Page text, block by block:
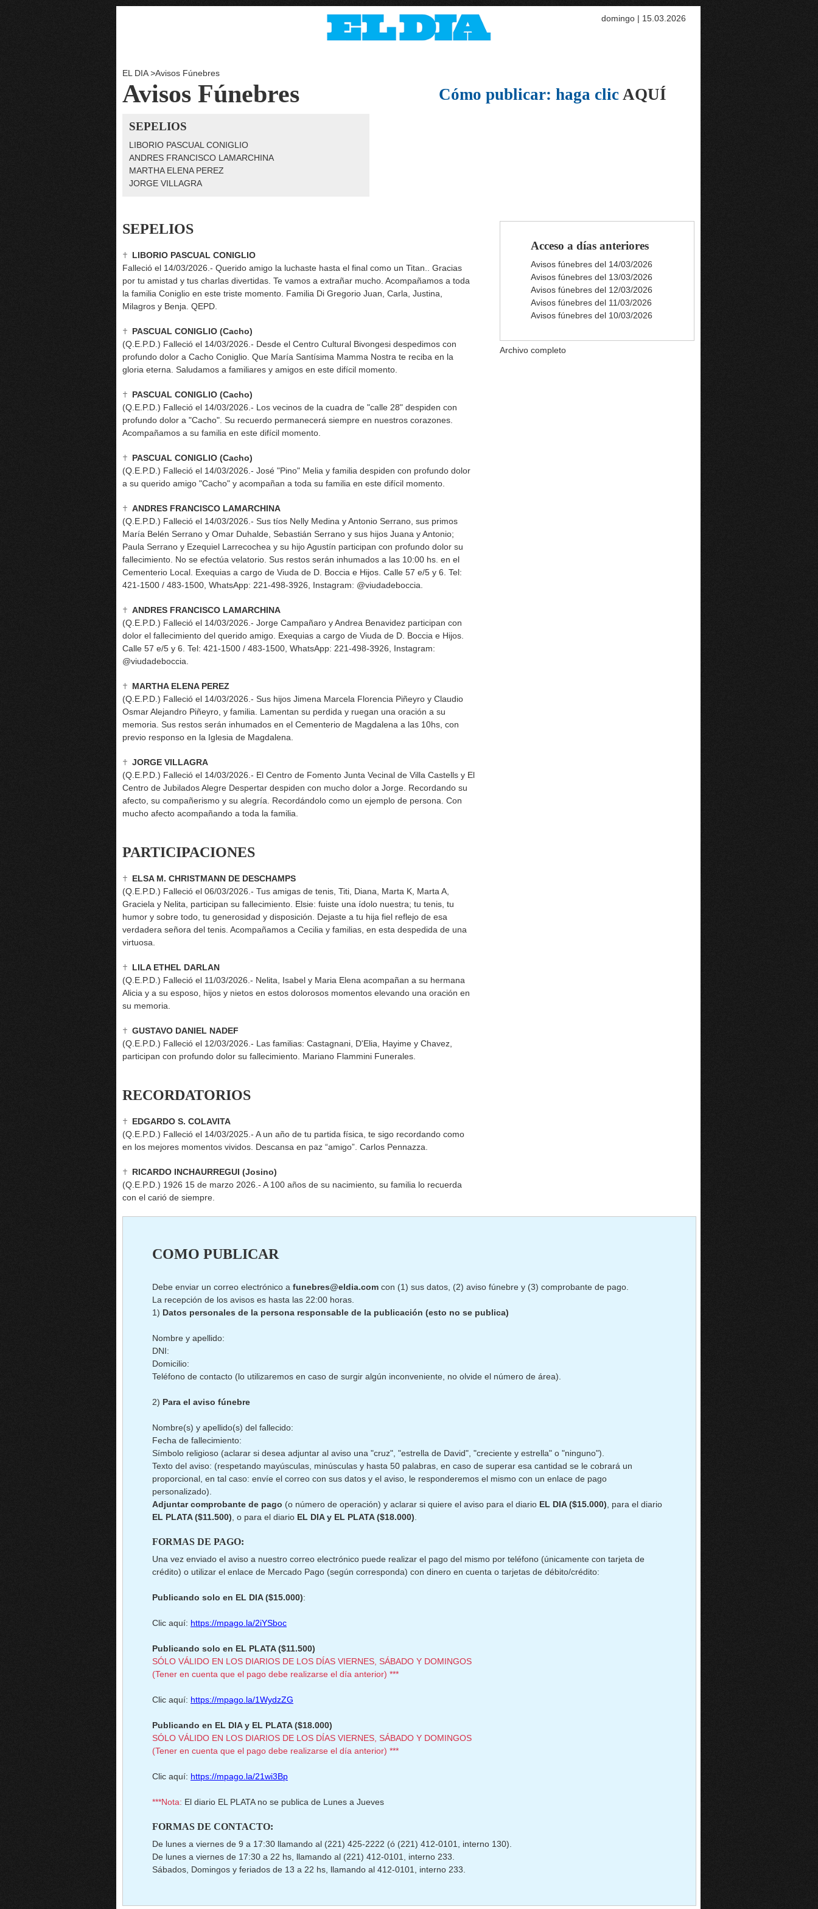
domingo | 15.03.2026
EL DIA >Avisos Fúnebres
Avisos Fúnebres Cómo publicar: haga clic AQUÍ
SEPELIOS
LIBORIO PASCUAL CONIGLIO
ANDRES FRANCISCO LAMARCHINA
MARTHA ELENA PEREZ
JORGE VILLAGRA
SEPELIOS
LIBORIO PASCUAL CONIGLIO
Falleció el 14/03/2026.- Querido amigo la luchaste hasta el final como un Titan.. Gracias
por tu amistad y tus charlas divertidas. Te vamos a extrañar mucho. Acompañamos a toda
la familia Coniglio en este triste momento. Familia Di Gregorio Juan, Carla, Justina,
Milagros y Benja. QEPD.
PASCUAL CONIGLIO (Cacho)
(Q.E.P.D.) Falleció el 14/03/2026.- Desde el Centro Cultural Bivongesi despedimos con
profundo dolor a Cacho Coniglio. Que María Santísima Mamma Nostra te reciba en la
gloria eterna. Saludamos a familiares y amigos en este difícil momento.
PASCUAL CONIGLIO (Cacho)
(Q.E.P.D.) Falleció el 14/03/2026.- Los vecinos de la cuadra de "calle 28" despiden con
profundo dolor a "Cacho". Su recuerdo permanecerá siempre en nuestros corazones.
Acompañamos a su familia en este difícil momento.
PASCUAL CONIGLIO (Cacho)
(Q.E.P.D.) Falleció el 14/03/2026.- José "Pino" Melia y familia despiden con profundo dolor
a su querido amigo "Cacho" y acompañan a toda su familia en este difícil momento.
ANDRES FRANCISCO LAMARCHINA
(Q.E.P.D.) Falleció el 14/03/2026.- Sus tíos Nelly Medina y Antonio Serrano, sus primos
María Belén Serrano y Omar Duhalde, Sebastián Serrano y sus hijos Juana y Antonio;
Paula Serrano y Ezequiel Larrecochea y su hijo Agustín participan con profundo dolor su
fallecimiento. No se efectúa velatorio. Sus restos serán inhumados a las 10:00 hs. en el
Cementerio Local. Exequias a cargo de Viuda de D. Boccia e Hijos. Calle 57 e/5 y 6. Tel:
421-1500 / 483-1500, WhatsApp: 221-498-3926, Instagram: @viudadeboccia.
ANDRES FRANCISCO LAMARCHINA
(Q.E.P.D.) Falleció el 14/03/2026.- Jorge Campañaro y Andrea Benavidez participan con
dolor el fallecimiento del querido amigo. Exequias a cargo de Viuda de D. Boccia e Hijos.
Calle 57 e/5 y 6. Tel: 421-1500 / 483-1500, WhatsApp: 221-498-3926, Instagram:
@viudadeboccia.
MARTHA ELENA PEREZ
(Q.E.P.D.) Falleció el 14/03/2026.- Sus hijos Jimena Marcela Florencia Piñeyro y Claudio
Osmar Alejandro Piñeyro, y familia. Lamentan su perdida y ruegan una oración a su
memoria. Sus restos serán inhumados en el Cementerio de Magdalena a las 10hs, con
previo responso en la Iglesia de Magdalena.
JORGE VILLAGRA
(Q.E.P.D.) Falleció el 14/03/2026.- El Centro de Fomento Junta Vecinal de Villa Castells y El
Centro de Jubilados Alegre Despertar despiden con mucho dolor a Jorge. Recordando su
afecto, su compañerismo y su alegría. Recordándolo como un ejemplo de persona. Con
mucho afecto acompañando a toda la familia.
PARTICIPACIONES
ELSA M. CHRISTMANN DE DESCHAMPS
(Q.E.P.D.) Falleció el 06/03/2026.- Tus amigas de tenis, Titi, Diana, Marta K, Marta A,
Graciela y Nelita, participan su fallecimiento. Elsie: fuiste una ídolo nuestra; tu tenis, tu
humor y sobre todo, tu generosidad y disposición. Dejaste a tu hija fiel reflejo de esa
verdadera señora del tenis. Acompañamos a Cecilia y familias, en esta despedida de una
virtuosa.
LILA ETHEL DARLAN
(Q.E.P.D.) Falleció el 11/03/2026.- Nelita, Isabel y Maria Elena acompañan a su hermana
Alicia y a su esposo, hijos y nietos en estos dolorosos momentos elevando una oración en
su memoria.
GUSTAVO DANIEL NADEF
(Q.E.P.D.) Falleció el 12/03/2026.- Las familias: Castagnani, D'Elia, Hayime y Chavez,
participan con profundo dolor su fallecimiento. Mariano Flammini Funerales.
RECORDATORIOS
EDGARDO S. COLAVITA
(Q.E.P.D.) Falleció el 14/03/2025.- A un año de tu partida física, te sigo recordando como
en los mejores momentos vividos. Descansa en paz “amigo”. Carlos Pennazza.
RICARDO INCHAURREGUI (Josino)
(Q.E.P.D.) 1926 15 de marzo 2026.- A 100 años de su nacimiento, su familia lo recuerda
con el carió de siempre.
Acceso a días anteriores
Avisos fúnebres del 14/03/2026
Avisos fúnebres del 13/03/2026
Avisos fúnebres del 12/03/2026
Avisos fúnebres del 11/03/2026
Avisos fúnebres del 10/03/2026
Archivo completo
COMO PUBLICAR
Debe enviar un correo electrónico a funebres@eldia.com con (1) sus datos, (2) aviso fúnebre y (3) comprobante de pago.
La recepción de los avisos es hasta las 22:00 horas.
1) Datos personales de la persona responsable de la publicación (esto no se publica)
Nombre y apellido:
DNI:
Domicilio:
Teléfono de contacto (lo utilizaremos en caso de surgir algún inconveniente, no olvide el número de área).
2) Para el aviso fúnebre
Nombre(s) y apellido(s) del fallecido:
Fecha de fallecimiento:
Símbolo religioso (aclarar si desea adjuntar al aviso una "cruz", "estrella de David", "creciente y estrella" o "ninguno").
Texto del aviso: (respetando mayúsculas, minúsculas y hasta 50 palabras, en caso de superar esa cantidad se le cobrará un
proporcional, en tal caso: envíe el correo con sus datos y el aviso, le responderemos el mismo con un enlace de pago
personalizado).
Adjuntar comprobante de pago (o número de operación) y aclarar si quiere el aviso para el diario EL DIA ($15.000) , para el diario
EL PLATA ($11.500) , o para el diario EL DIA y EL PLATA ($18.000)
FORMAS DE PAGO:
Una vez enviado el aviso a nuestro correo electrónico puede realizar el pago del mismo por teléfono (únicamente con tarjeta de
crédito) o utilizar el enlace de Mercado Pago (según corresponda) con dinero en cuenta o tarjetas de débito/crédito:
Publicando solo en EL DIA ($15.000):
Clic aquí: https://mpago.la/2iYSboc
Publicando solo en EL PLATA ($11.500)
SÓLO VÁLIDO EN LOS DIARIOS DE LOS DÍAS VIERNES, SÁBADO Y DOMINGOS
(Tener en cuenta que el pago debe realizarse el día anterior) ***
Clic aquí: https://mpago.la/1WydzZG
Publicando en EL DIA y EL PLATA ($18.000)
SÓLO VÁLIDO EN LOS DIARIOS DE LOS DÍAS VIERNES, SÁBADO Y DOMINGOS
(Tener en cuenta que el pago debe realizarse el día anterior) ***
Clic aquí: https://mpago.la/21wi3Bp
***Nota: El diario EL PLATA no se publica de Lunes a Jueves
FORMAS DE CONTACTO:
De lunes a viernes de 9 a 17:30 llamando al (221) 425-2222 (ó (221) 412-0101, interno 130).
De lunes a viernes de 17:30 a 22 hs, llamando al (221) 412-0101, interno 233.
Sábados, Domingos y feriados de 13 a 22 hs, llamando al 412-0101, interno 233.